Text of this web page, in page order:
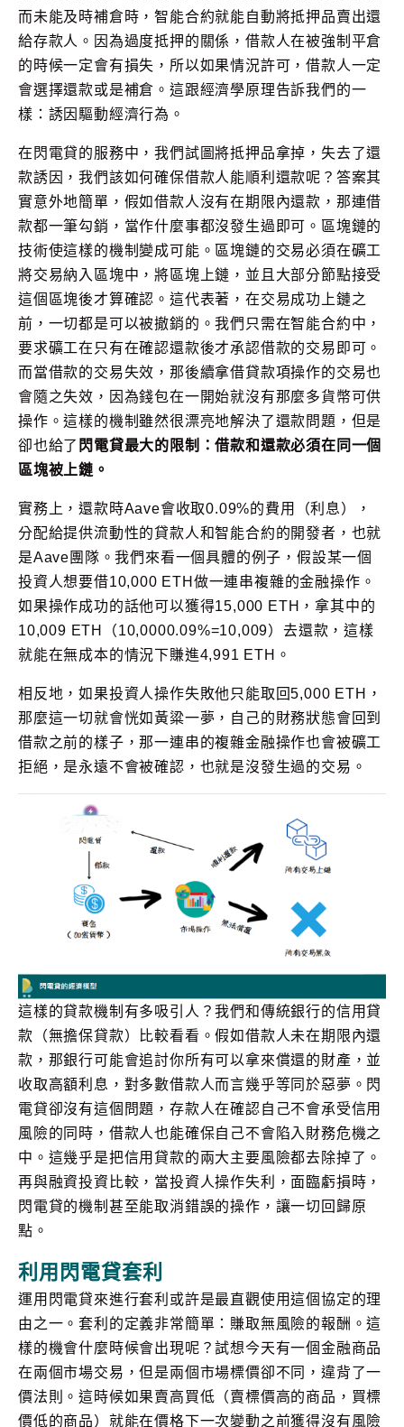
而未能及時補倉時，智能合約就能自動將抵押品賣出還
給存款人。因為過度抵押的關係，借款人在被強制平倉
的時候一定會有損失，所以如果情況許可，借款人一定
會選擇還款或是補倉。這跟經濟學原理告訴我們的一
樣：誘因驅動經濟行為。
在閃電貸的服務中，我們試圖將抵押品拿掉，失去了還
款誘因，我們該如何確保借款人能順利還款呢？答案其
實意外地簡單，假如借款人沒有在期限內還款，那連借
款都一筆勾銷，當作什麼事都沒發生過即可。區塊鏈的
技術使這樣的機制變成可能。區塊鏈的交易必須在礦工
將交易納入區塊中，將區塊上鏈，並且大部分節點接受
這個區塊後才算確認。這代表著，在交易成功上鏈之
前，一切都是可以被撤銷的。我們只需在智能合約中，
要求礦工在只有在確認還款後才承認借款的交易即可。
而當借款的交易失效，那後續拿借貸款項操作的交易也
會隨之失效，因為錢包在一開始就沒有那麼多貨幣可供
操作。這樣的機制雖然很漂亮地解決了還款問題，但是
卻也給了 閃電貸最大的限制：借款和還款必須在同一個
區塊被上鏈。
實務上，還款時Aave會收取0.09%的費用（利息），
分配給提供流動性的貸款人和智能合約的開發者，也就
是Aave團隊。我們來看一個具體的例子，假設某一個
投資人想要借10,000 ETH做一連串複雜的金融操作。
如果操作成功的話他可以獲得15,000 ETH，拿其中的
10,009 ETH（10,0000.09%=10,009）去還款，這樣
就能在無成本的情況下賺進4,991 ETH。
相反地，如果投資人操作失敗他只能取回5,000 ETH，
那麼這一切就會恍如黃粱一夢，自己的財務狀態會回到
借款之前的樣子，那一連串的複雜金融操作也會被礦工
拒絕，是永遠不會被確認，也就是沒發生過的交易。
這樣的貸款機制有多吸引人？我們和傳統銀行的信用貸
款（無擔保貸款）比較看看。假如借款人未在期限內還
款，那銀行可能會追討你所有可以拿來償還的財產，並
收取高額利息，對多數借款人而言幾乎等同於惡夢。閃
電貸卻沒有這個問題，存款人在確認自己不會承受信用
風險的同時，借款人也能確保自己不會陷入財務危機之
中。這幾乎是把信用貸款的兩大主要風險都去除掉了。
再與融資投資比較，當投資人操作失利，面臨虧損時，
閃電貸的機制甚至能取消錯誤的操作，讓一切回歸原
點。
利用閃電貸套利
運用閃電貸來進行套利或許是最直觀使用這個協定的理
由之一。套利的定義非常簡單：賺取無風險的報酬。這
樣的機會什麼時候會出現呢？試想今天有一個金融商品
在兩個市場交易，但是兩個市場標價卻不同，違背了一
價法則。這時候如果賣高買低（賣標價高的商品，買標
價低的商品）就能在價格下一次變動之前獲得沒有風險